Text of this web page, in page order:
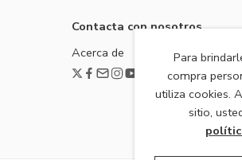
Contacta con nosotros
Acerca de
Para
compra
utiliza cookies.
sitio,